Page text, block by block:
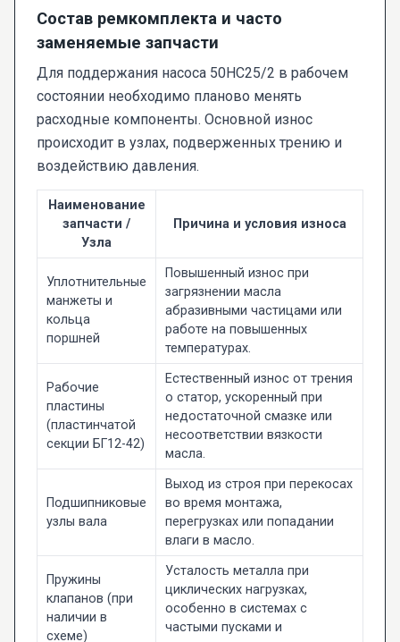
Состав ремкомплекта и часто
заменяемые запчасти
Для поддержания насоса 50НС25/2 в рабочем
состоянии необходимо планово менять
расходные компоненты. Основной износ
происходит в узлах, подверженных трению и
воздействию давления.
Наименование
запчасти /
Узла
Причина и условия износа
Уплотнительные
манжеты и
кольца
поршней
Повышенный износ при
загрязнении масла
абразивными частицами или
работе на повышенных
температурах.
Рабочие
пластины
(пластинчатой
секции БГ12-42)
Естественный износ от трения
о статор, ускоренный при
недостаточной смазке или
несоответствии вязкости
масла.
Подшипниковые
узлы вала
Выход из строя при перекосах
во время монтажа,
перегрузках или попадании
влаги в масло.
Пружины
клапанов (при
наличии в
схеме)
Усталость металла при
циклических нагрузках,
особенно в системах с
частыми пусками и